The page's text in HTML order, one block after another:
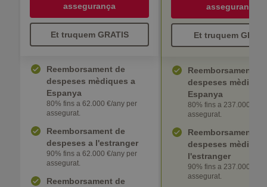
assegurança
Et truquem GRATIS
Reemborsament de
despeses mèdiques a
Espanya
80% fins a 62.000 €/any per
assegurat.
Reemborsament de
despeses a l'estranger
90% fins a 62.000 €/any per
assegurat.
Reemborsament de
assegurança
Et truquem
Reemborsament de
despeses
Espanya
80% fins a 237.000
assegurat.
Reemborsament de
despeses
l'estranger
90% fins a 237.000
assegurat.